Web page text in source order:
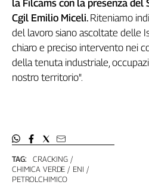
TAG:
CRACKING
CHIMICA VERDE
ENI
PETROLCHIMICO
la Filcams con la presenza del
Cgil Emilio Miceli. Riteniamo
del lavoro siano ascoltate delle
chiaro e preciso intervento nei
della tenuta industriale,
nostro territorio".